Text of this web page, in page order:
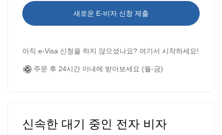
새로운 E-비자 신청 제출
아직 e-Visa 신청을 하지 않으셨나요? 여기서 시작하세요!
주문 후 24시간 이내에 받아보세요 (월-금)
신속한 대기 중인 전자 비자